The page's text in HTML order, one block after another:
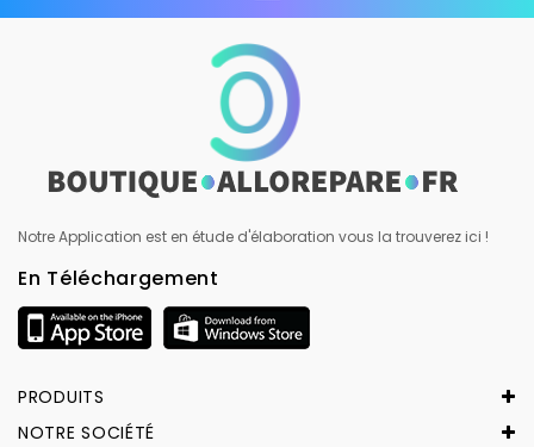
Notre Application est en étude d'élaboration vous la trouverez ici !
En Téléchargement
PRODUITS
NOTRE SOCIÉTÉ